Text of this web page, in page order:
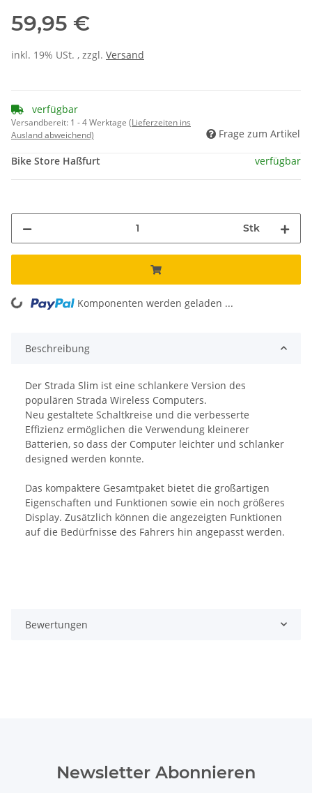
59,95 €
inkl. 19% USt. , zzgl. Versand
verfügbar
Versandbereit: 1 - 4 Werktage (Lieferzeiten ins
Ausland abweichend)
Frage zum Artikel
Bike Store Haßfurt verfügbar
Stk
Loading... Komponenten werden geladen ...
Beschreibung
Der Strada Slim ist eine schlankere Version des
populären Strada Wireless Computers.
Neu gestaltete Schaltkreise und die verbesserte
Effizienz ermöglichen die Verwendung kleinerer
Batterien, so dass der Computer leichter und schlanker
designed werden konnte.
Das kompaktere Gesamtpaket bietet die großartigen
Eigenschaften und Funktionen sowie ein noch größeres
Display. Zusätzlich können die angezeigten Funktionen
auf die Bedürfnisse des Fahrers hin angepasst werden.
Bewertungen
Newsletter Abonnieren